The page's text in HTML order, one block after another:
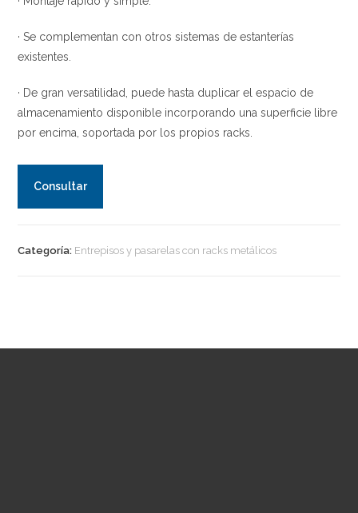
· Se complementan con otros sistemas de estanterías
existentes.
· De gran versatilidad, puede hasta duplicar el espacio de
almacenamiento disponible incorporando una superficie libre
por encima, soportada por los propios racks.
Consultar
Categoría: Entrepisos y pasarelas con racks metálicos